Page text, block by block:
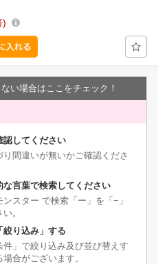
い場合はここをチェック！
認してください
間違いが無いかご確認くださ
言葉で検索してください
ター で検索「ー」を「−」
。
絞り込み」する
」で絞り込み及び並び替えす
合がございます。